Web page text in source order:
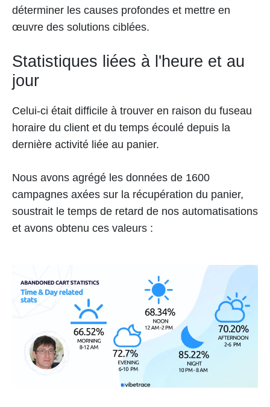
déterminer les causes profondes et mettre en
œuvre des solutions ciblées.
Statistiques liées à l'heure et au
jour
Celui-ci était difficile à trouver en raison du fuseau
horaire du client et du temps écoulé depuis la
dernière activité liée au panier.
Nous avons agrégé les données de 1600
campagnes axées sur la récupération du panier,
soustrait le temps de retard de nos automatisations
et avons obtenu ces valeurs :